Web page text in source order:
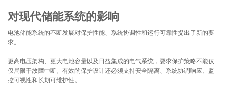
对现代储能系统的影响
电池储能系统的不断发展对保护性能、系统协调性和运行可靠性提出了新的要
求。
更高电压架构、更大电池容量以及日益集成的电气系统，要求保护策略不能仅
仅局限于故障中断。有效的保护设计还必须支持安全隔离、系统协调响应、监
控可视性和长期可维护性。